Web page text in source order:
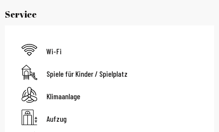
Service
Wi-Fi
Spiele für Kinder / Spielplatz
Klimaanlage
Aufzug